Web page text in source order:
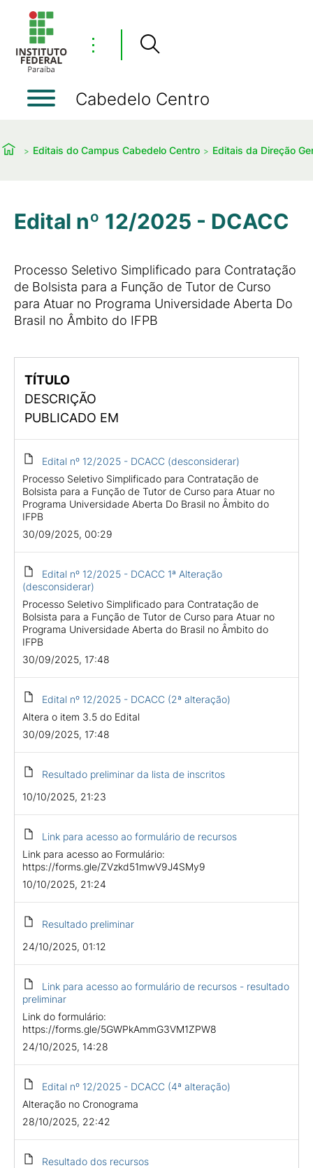
⋮
Cabedelo Centro
Editais do Campus Cabedelo Centro Editais da Direção
Edital nº 12/2025 - DCACC
Processo Seletivo Simplificado para Contratação
de Bolsista para a Função de Tutor de Curso
para Atuar no Programa Universidade Aberta Do
Brasil no Âmbito do IFPB
TÍTULO
DESCRIÇÃO
PUBLICADO EM
Edital nº 12/2025 - DCACC (desconsiderar)
Processo Seletivo Simplificado para Contratação de
Bolsista para a Função de Tutor de Curso para Atuar no
Programa Universidade Aberta Do Brasil no Âmbito do
IFPB
30/09/2025, 00:29
Edital nº 12/2025 - DCACC 1ª Alteração
(desconsiderar)
Processo Seletivo Simplificado para Contratação de
Bolsista para a Função de Tutor de Curso para Atuar no
Programa Universidade Aberta do Brasil no Âmbito do
IFPB
30/09/2025, 17:48
Edital nº 12/2025 - DCACC (2ª alteração)
Altera o item 3.5 do Edital
30/09/2025, 17:48
Resultado preliminar da lista de inscritos
10/10/2025, 21:23
Link para acesso ao formulário de recursos
Link para acesso ao Formulário:
https://forms.gle/ZVzkd51mwV9J4SMy9
10/10/2025, 21:24
Resultado preliminar
24/10/2025, 01:12
Link para acesso ao formulário de recursos - resultado
preliminar
Link do formulário:
https://forms.gle/5GWPkAmmG3VM1ZPW8
24/10/2025, 14:28
Edital nº 12/2025 - DCACC (4ª alteração)
Alteração no Cronograma
28/10/2025, 22:42
Resultado dos recursos